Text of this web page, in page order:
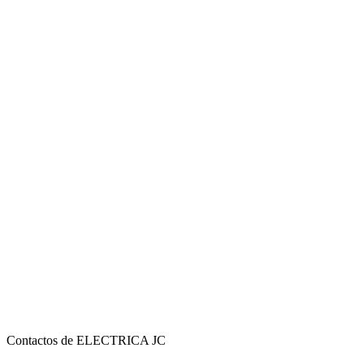
Contactos de ELECTRICA JC